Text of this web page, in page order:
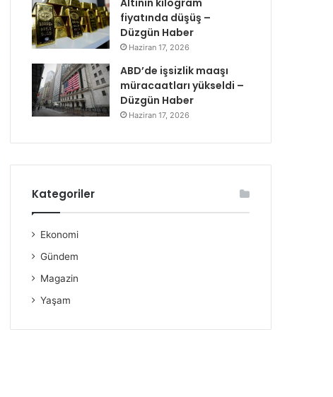
Altının kilogram
fiyatında düşüş –
Düzgün Haber
Haziran 17, 2026
ABD’de işsizlik maaşı
müracaatları yükseldi –
Düzgün Haber
Haziran 17, 2026
Kategoriler
Ekonomi
Gündem
Magazin
Yaşam